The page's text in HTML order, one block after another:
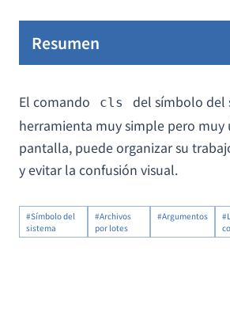
Resumen
El comando cls
del símbolo del
herramienta muy simple pero
pantalla, puede organizar su
y evitar la confusión visual.
#Símbolo del
sistema
#Archivos
por lotes
#Argumentos